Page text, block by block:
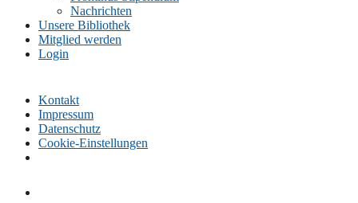
Nachrichten
Unsere Bibliothek
Mitglied werden
Login
Kontakt
Impressum
Datenschutz
Cookie-Einstellungen